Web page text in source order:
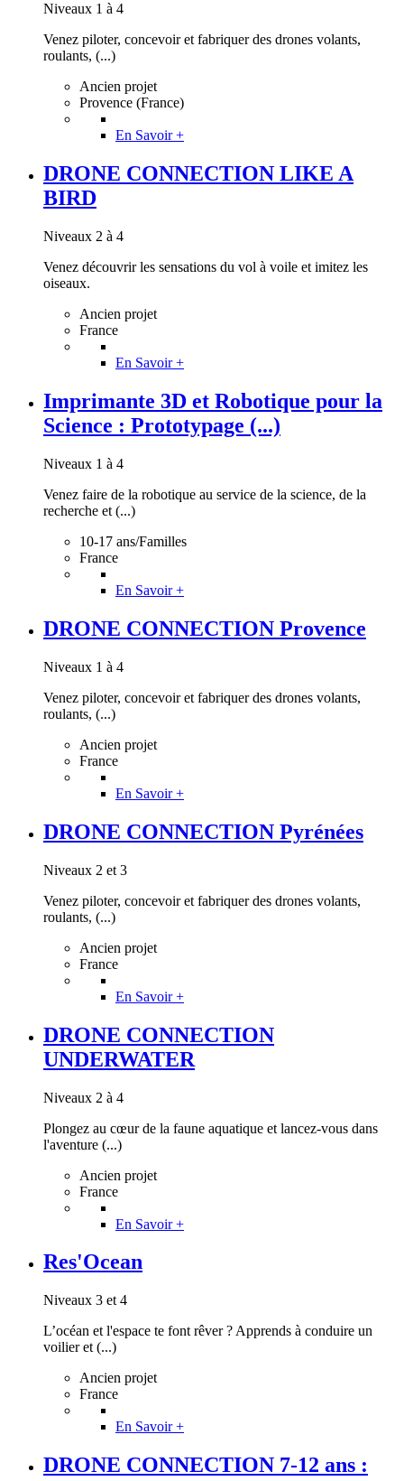
Niveaux 1 à 4
Venez piloter, concevoir et fabriquer des drones volants,
roulants, (...)
Ancien projet
Provence (France)
En Savoir +
DRONE CONNECTION LIKE A
BIRD
Niveaux 2 à 4
Venez découvrir les sensations du vol à voile et imitez les
oiseaux.
Ancien projet
France
En Savoir +
Imprimante 3D et Robotique pour la
Science : Prototypage (...)
Niveaux 1 à 4
Venez faire de la robotique au service de la science, de la
recherche et (...)
10-17 ans/Familles
France
En Savoir +
DRONE CONNECTION Provence
Niveaux 1 à 4
Venez piloter, concevoir et fabriquer des drones volants,
roulants, (...)
Ancien projet
France
En Savoir +
DRONE CONNECTION Pyrénées
Niveaux 2 et 3
Venez piloter, concevoir et fabriquer des drones volants,
roulants, (...)
Ancien projet
France
En Savoir +
DRONE CONNECTION
UNDERWATER
Niveaux 2 à 4
Plongez au cœur de la faune aquatique et lancez-vous dans
l'aventure (...)
Ancien projet
France
En Savoir +
Res'Ocean
Niveaux 3 et 4
L’océan et l'espace te font rêver ? Apprends à conduire un
voilier et (...)
Ancien projet
France
En Savoir +
DRONE CONNECTION 7-12 ans :